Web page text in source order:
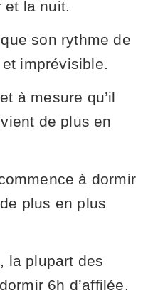
et la nuit.
son rythme de
imprévisible.
à mesure qu’il
de plus en
à dormir
plus en plus
, la plupart des
6h d’affilée.